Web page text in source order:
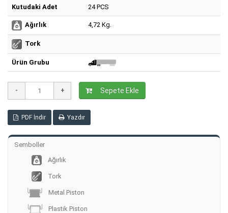
Kutudaki Adet 24 PCS
Ağırlık 4,72 Kg.
Tork
Ürün Grubu
Sepete Ekle
PDF İndir Yazdır
Semboller
Ağırlık
Tork
Metal Piston
Plastik Piston